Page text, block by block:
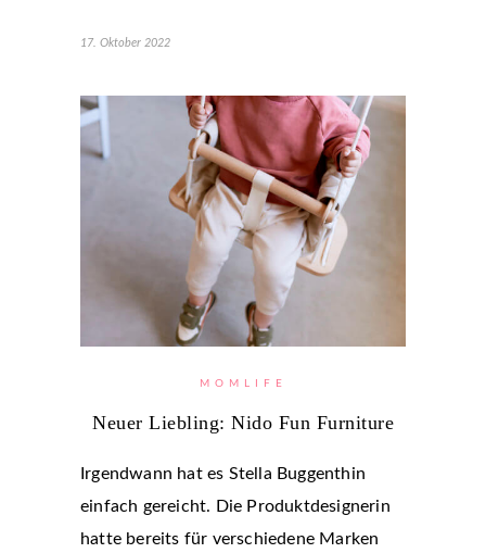
17. Oktober 2022
MOMLIFE
Neuer Liebling: Nido Fun Furniture
Irgendwann hat es Stella Buggenthin
einfach gereicht. Die Produktdesignerin
hatte bereits für verschiedene Marken